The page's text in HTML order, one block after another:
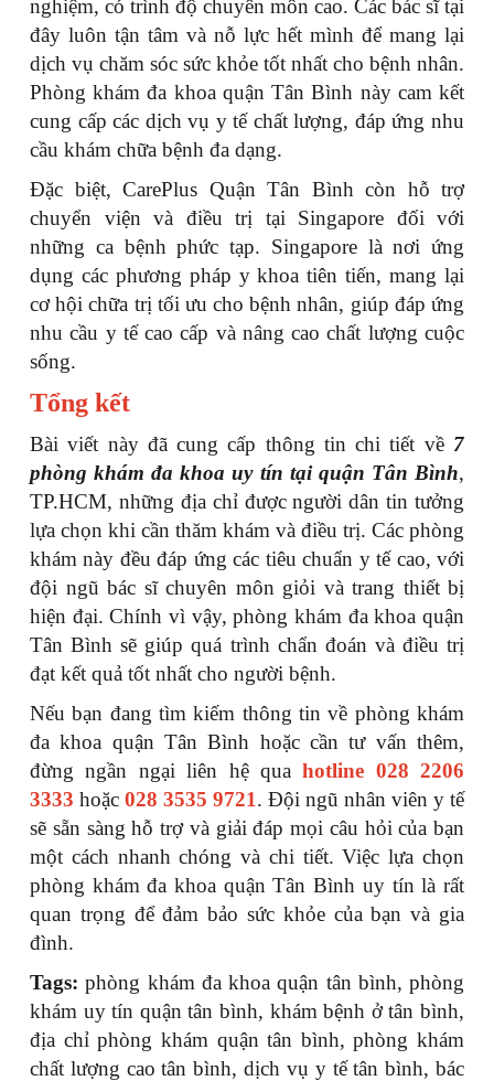
nghiệm, có trình độ chuyên môn cao. Các bác sĩ tại
đây luôn tận tâm và nỗ lực hết mình để mang lại
dịch vụ chăm sóc sức khỏe tốt nhất cho bệnh nhân.
Phòng khám đa khoa quận Tân Bình này cam kết
cung cấp các dịch vụ y tế chất lượng, đáp ứng nhu
cầu khám chữa bệnh đa dạng.
Đặc biệt, CarePlus Quận Tân Bình còn hỗ trợ
chuyển viện và điều trị tại Singapore đối với
những ca bệnh phức tạp. Singapore là nơi ứng
dụng các phương pháp y khoa tiên tiến, mang lại
cơ hội chữa trị tối ưu cho bệnh nhân, giúp đáp ứng
nhu cầu y tế cao cấp và nâng cao chất lượng cuộc
sống.
Tổng kết
Bài viết này đã cung cấp thông tin chi tiết về 7
phòng khám đa khoa uy tín tại quận Tân Bình,
TP.HCM, những địa chỉ được người dân tin tưởng
lựa chọn khi cần thăm khám và điều trị. Các phòng
khám này đều đáp ứng các tiêu chuẩn y tế cao, với
đội ngũ bác sĩ chuyên môn giỏi và trang thiết bị
hiện đại. Chính vì vậy, phòng khám đa khoa quận
Tân Bình sẽ giúp quá trình chẩn đoán và điều trị
đạt kết quả tốt nhất cho người bệnh.
Nếu bạn đang tìm kiếm thông tin về phòng khám
đa khoa quận Tân Bình hoặc cần tư vấn thêm,
đừng ngần ngại liên hệ quahotline 028 2206
3333 hoặc 028 3535 9721. Đội ngũ nhân viên y tế
sẽ sẵn sàng hỗ trợ và giải đáp mọi câu hỏi của bạn
một cách nhanh chóng và chi tiết. Việc lựa chọn
phòng khám đa khoa quận Tân Bình uy tín là rất
quan trọng để đảm bảo sức khỏe của bạn và gia
đình.
Tags: phòng khám đa khoa quận tân bình, phòng
khám uy tín quận tân bình, khám bệnh ở tân bình,
địa chỉ phòng khám quận tân bình, phòng khám
chất lượng cao tân bình, dịch vụ y tế tân bình, bác